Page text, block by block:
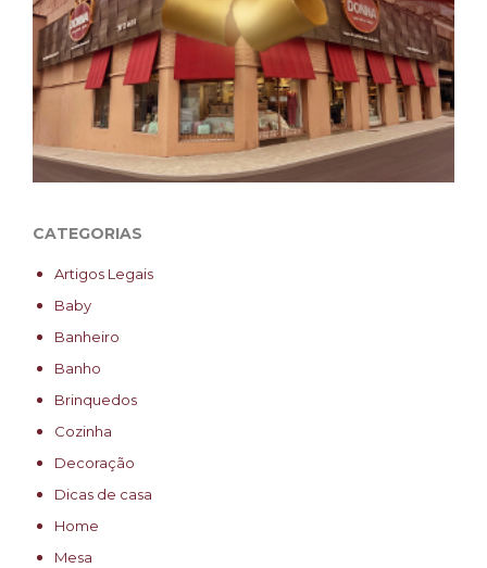
CATEGORIAS
Artigos Legais
Baby
Banheiro
Banho
Brinquedos
Cozinha
Decoração
Dicas de casa
Home
Mesa